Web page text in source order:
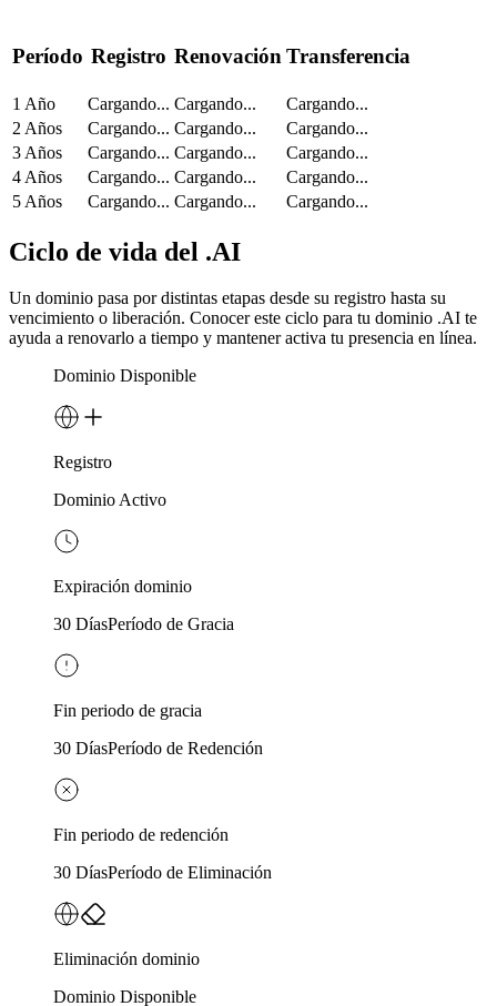
Período Registro RenovaciónTransferencia
1 Año Cargando... Cargando...
Cargando...
2 Años
Cargando... Cargando...
Cargando...
3 Años
Cargando... Cargando...
Cargando...
4 Años
Cargando... Cargando...
Cargando...
5 Años
Cargando... Cargando... Cargando...
Ciclo de vida del .AI
Un dominio pasa por distintas etapas desde su registro hasta su
vencimiento o liberación. Conocer este ciclo para tu dominio .AI te
ayuda a renovarlo a tiempo y mantener activa tu presencia en línea.
Dominio Disponible
Registro
Dominio Activo
Expiración dominio
30 DíasPeríodo de Gracia
Fin periodo de gracia
30 DíasPeríodo de Redención
Fin periodo de redención
30 DíasPeríodo de Eliminación
Eliminación dominio
Dominio Disponible